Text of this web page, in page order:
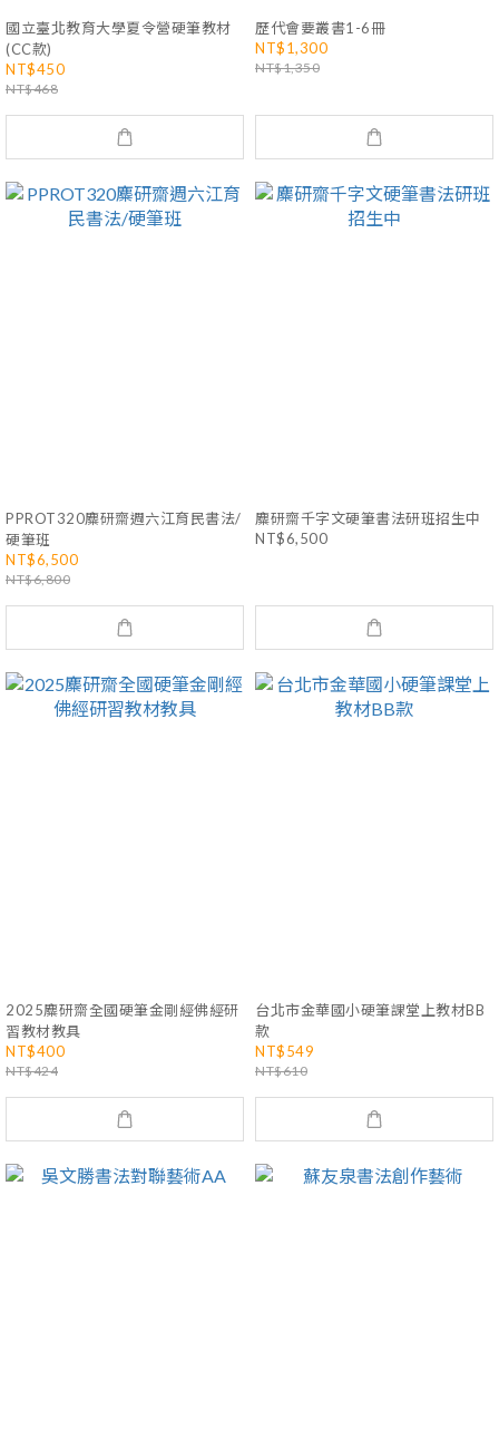
國立臺北教育大學夏令營硬筆教材
(CC款)
NT$450
NT$468
歷代會要叢書1-6冊
NT$1,300
NT$1,350
PPROT320麋研齋週六江育民書法/
硬筆班
NT$6,500
NT$6,800
麋研齋千字文硬筆書法研班招生中
NT$6,500
2025麋研齋全國硬筆金剛經佛經研
習教材教具
NT$400
NT$424
台北市金華國小硬筆課堂上教材BB
款
NT$549
NT$610